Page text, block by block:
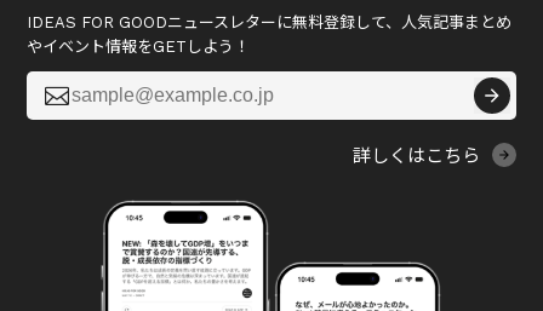
IDEAS FOR GOODニュースレターに無料登録して、人気記事まとめ
やイベント情報をGETしよう！

詳しくはこちら